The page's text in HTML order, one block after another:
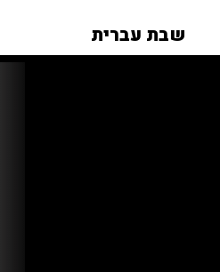
שבת עברית